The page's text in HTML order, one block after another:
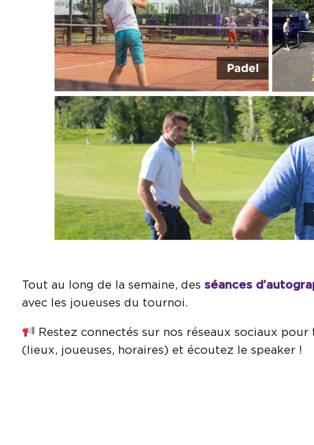
Tout au long de la semaine, des séances
avec les joueuses du tournoi.
Restez connectés sur nos réseaux sociaux
(lieux, joueuses, horaires) et écoutez le speaker !